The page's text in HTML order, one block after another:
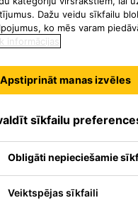
Dažu veidu sīkfailu
ko mēs varam
informācijas
Apstiprināt manas izvēles
sīkfailu
Obligāti nepieciešamie
Veiktspējas sīkfaili